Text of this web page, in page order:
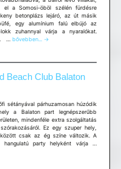
el a Somosi-öböl szélén fürdésre
betonplázs lejáró, az út másik
egy alumínium falú elbújó az
zuhannyal várja a nyaralókat.
… Somosi
bővebben...
→
Beach Club Balaton
sétányával párhuzamosan húzódik
a Balaton part legnépszerűbb
mindenféle extra szolgáltatás
Ez egy szuper hely,
csak az ég színe változik. A
party helyként várja …